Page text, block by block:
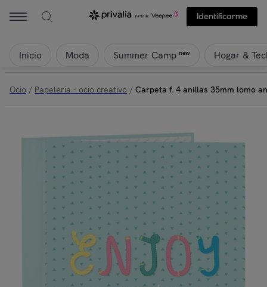
Identificarme
Inicio Moda Summer Camp new Hogar &
Ocio / Papeleria - ocio creativo / Carpeta f. 4 anillas 35mm lomo